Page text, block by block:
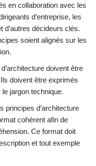
en collaboration avec les
d’entreprise, les
d’autres décideurs clés.
soient alignés sur les
doivent être
doivent être exprimés
jargon technique.
principes d’architecture
cohérent afin de
Ce format doit
et tout exemple